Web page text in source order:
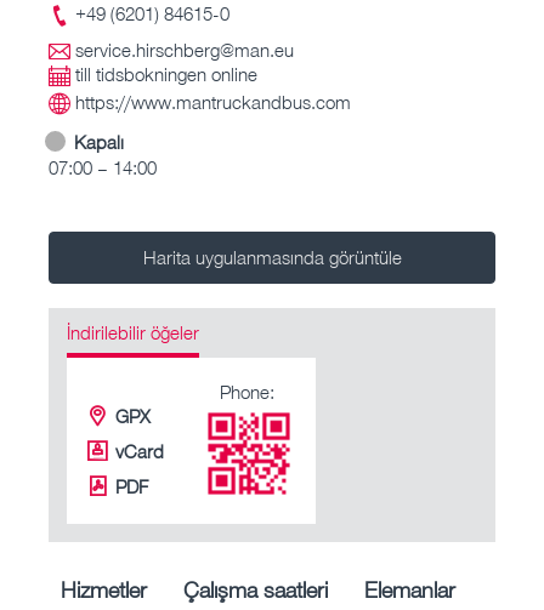
+49 (6201) 84615-0
service.hirschberg@man.eu
till tidsbokningen online
https://www.mantruckandbus.com
Kapalı
07:00 – 14:00
Harita uygulanmasında görüntüle
İndirilebilir öğeler
GPX
vCard
PDF
Phone:
Hizmetler Çalışma saatleri Elemanlar